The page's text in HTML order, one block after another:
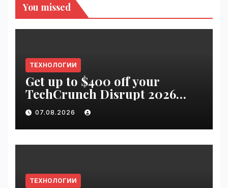
You missed
ТЕХНОЛОГИИ
Get up to $400 off your
TechCrunch Disrupt 2026
pass until tomorrow |
VseTime.ru
07.08.2026
ТЕХНОЛОГИИ